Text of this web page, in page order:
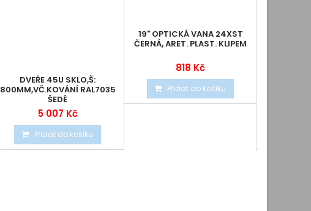
DVEŘE 45U SKLO,Š:
800MM,VČ.KOVÁNÍ RAL7035
ŠEDÉ
5 007 Kč
Přidat do košíku
19" OPTICKÁ VANA 24XST
ČERNÁ, ARET. PLAST. KLIPEM
818 Kč
Přidat do košíku